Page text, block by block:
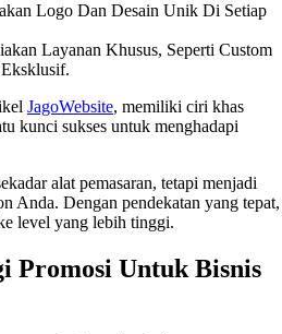
Logo Dan Desain Unik Di Setiap
Layanan Khusus, Seperti Custom
JagoWebsite, memiliki ciri khas
kunci sukses untuk menghadapi
alat pemasaran, tetapi menjadi
Anda. Dengan pendekatan yang tepat,
level yang lebih tinggi.
Promosi Untuk Bisnis